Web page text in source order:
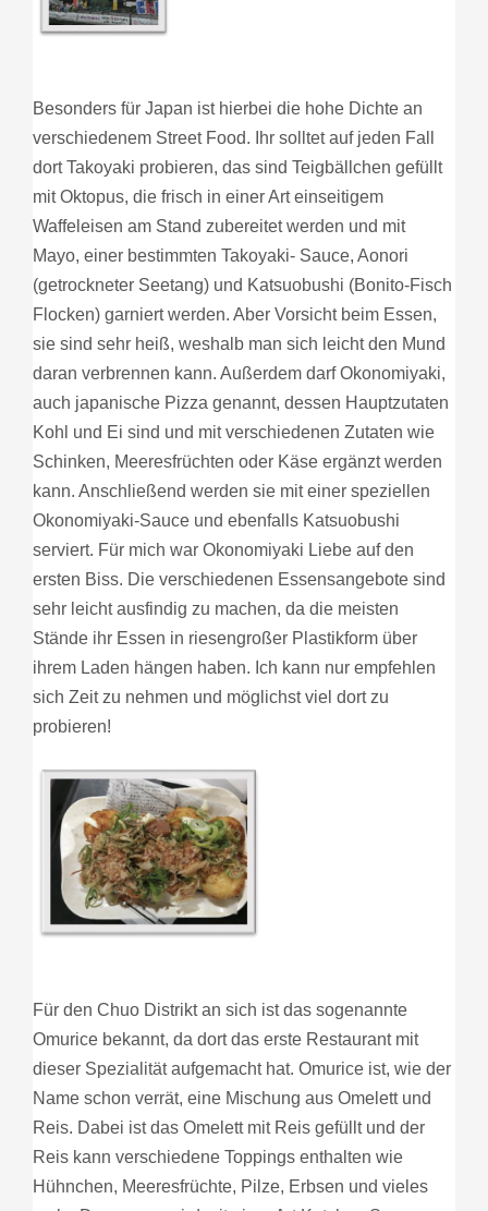
Besonders für Japan ist hierbei die hohe Dichte an
verschiedenem Street Food. Ihr solltet auf jeden Fall
dort Takoyaki probieren, das sind Teigbällchen gefüllt
mit Oktopus, die frisch in einer Art einseitigem
Waffeleisen am Stand zubereitet werden und mit
Mayo, einer bestimmten Takoyaki- Sauce, Aonori
(getrockneter Seetang) und Katsuobushi (Bonito-Fisch
Flocken) garniert werden. Aber Vorsicht beim Essen,
sie sind sehr heiß, weshalb man sich leicht den Mund
daran verbrennen kann. Außerdem darf Okonomiyaki,
auch japanische Pizza genannt, dessen Hauptzutaten
Kohl und Ei sind und mit verschiedenen Zutaten wie
Schinken, Meeresfrüchten oder Käse ergänzt werden
kann. Anschließend werden sie mit einer speziellen
Okonomiyaki-Sauce und ebenfalls Katsuobushi
serviert. Für mich war Okonomiyaki Liebe auf den
ersten Biss. Die verschiedenen Essensangebote sind
sehr leicht ausfindig zu machen, da die meisten
Stände ihr Essen in riesengroßer Plastikform über
ihrem Laden hängen haben. Ich kann nur empfehlen
sich Zeit zu nehmen und möglichst viel dort zu
probieren!
Für den Chuo Distrikt an sich ist das sogenannte
Omurice bekannt, da dort das erste Restaurant mit
dieser Spezialität aufgemacht hat. Omurice ist, wie der
Name schon verrät, eine Mischung aus Omelett und
Reis. Dabei ist das Omelett mit Reis gefüllt und der
Reis kann verschiedene Toppings enthalten wie
Hühnchen, Meeresfrüchte, Pilze, Erbsen und vieles